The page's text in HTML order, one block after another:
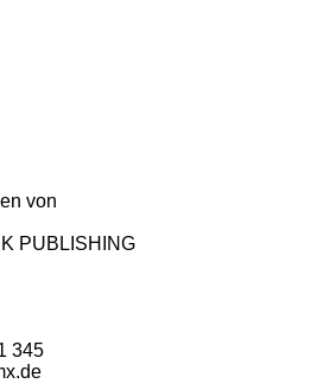
von
PUBLISHING
345